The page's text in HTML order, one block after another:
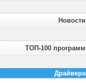
Новости
ТОП-100 программ
Драйвера